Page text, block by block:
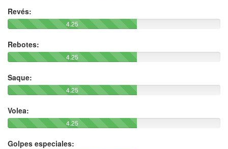
Revés:
4.25
Rebotes:
4.25
Saque:
4.25
Volea:
4.25
Golpes especiales: